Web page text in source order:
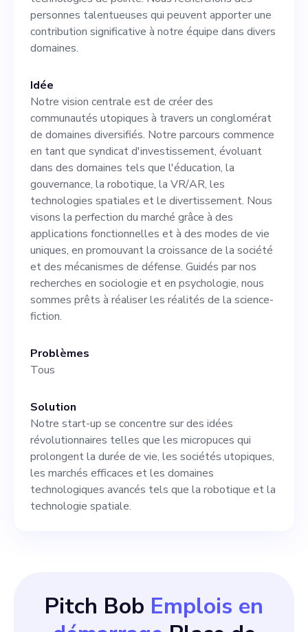
Notre vaste base
d'utilisateurs comprend tous
ceux qui sont sensibles à
l'idée de « l'infini » et ceux
qui cherchent à optimiser
leur expérience de vie. En
concurrence avec les
entreprises technologiques
et biotechnologiques, notre
force réside dans notre
rapidité et notre agilité dans
un secteur en évolution
rapide, associées à notre
la longévité à l'aide de
technologies de pointe. Nous
recherchons des personnes
talentueuses qui peuvent
apporter une contribution
significative à notre équipe
dans divers domaines.
personnes talentueuses qui peuvent apporter une
contribution significative à notre équipe dans divers
domaines.
Idée
Notre vision centrale est de créer des
communautés utopiques à travers un conglomérat
de domaines diversifiés. Notre parcours commence
en tant que syndicat d'investissement, évoluant
dans des domaines tels que l'éducation, la
gouvernance, la robotique, la VR/AR, les
technologies spatiales et le divertissement. Nous
visons la perfection du marché grâce à des
applications fonctionnelles et à des modes de vie
uniques, en promouvant la croissance de la société
et des mécanismes de défense. Guidés par nos
recherches en sociologie et en psychologie, nous
sommes prêts à réaliser les réalités de la science-
fiction.
Problèmes
Tous
Solution
Notre start-up se concentre sur des idées
révolutionnaires telles que les micropuces qui
prolongent la durée de vie, les sociétés utopiques,
les marchés efficaces et les domaines
technologiques avancés tels que la robotique et la
technologie spatiale.
Pitch Bob Emplois en